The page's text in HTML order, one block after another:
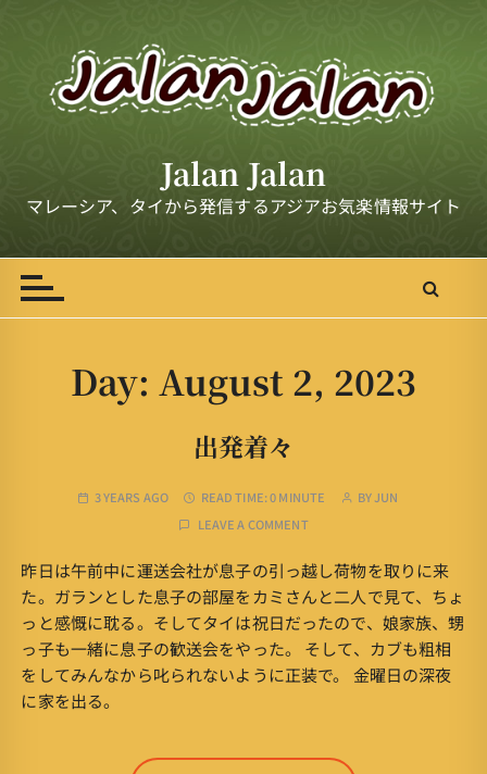
t
n
Jalan Jalan
マレーシア、タイから発信するアジアお気楽情報サイト
Day: August 2, 2023
出発着々
3 YEARS AGO READ TIME:0 MINUTE BYJUN
LEAVE A COMMENT
昨日は午前中に運送会社が息子の引っ越し荷物を取りに来
た。ガランとした息子の部屋をカミさんと二人で見て、ちょ
っと感慨に耽る。そしてタイは祝日だったので、娘家族、甥
っ子も一緒に息子の歓送会をやった。 そして、カブも粗相
をしてみんなから叱られないように正装で。 金曜日の深夜
に家を出る。